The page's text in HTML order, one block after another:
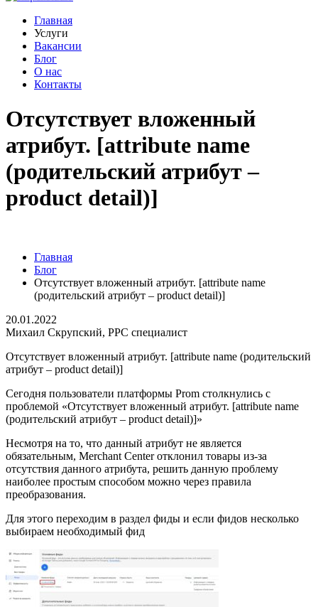
Главная
Услуги
Вакансии
Блог
О нас
Контакты
Отсутствует вложенный
атрибут. [attribute name
(родительский атрибут –
product detail)]
Главная
Блог
Отсутствует вложенный атрибут. [attribute name
(родительский атрибут – product detail)]
20.01.2022
Михаил Скрупский, PPC специалист
Отсутствует вложенный атрибут. [attribute name (родительский
атрибут – product detail)]
Сегодня пользователи платформы Prom столкнулись с
проблемой «Отсутствует вложенный атрибут. [attribute name
(родительский атрибут – product detail)]»
Несмотря на то, что данный атрибут не является
обязательным, Merchant Center отклонил товары из-за
отсутствия данного атрибута, решить данную проблему
наиболее простым способом можно через правила
преобразования.
Для этого переходим в раздел фиды и если фидов несколько
выбираем необходимый фид